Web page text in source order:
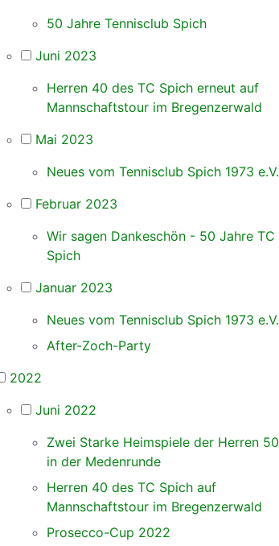
50 Jahre Tennisclub Spich
Juni 2023
Herren 40 des TC Spich erneut auf
Mannschaftstour im Bregenzerwald
Mai 2023
Neues vom Tennisclub Spich 1973 e.V.
Februar 2023
Wir sagen Dankeschön - 50 Jahre TC
Spich
Januar 2023
Neues vom Tennisclub Spich 1973 e.V.
After-Zoch-Party
2022
Juni 2022
Zwei Starke Heimspiele der Herren 50
in der Medenrunde
Herren 40 des TC Spich auf
Mannschaftstour im Bregenzerwald
Prosecco-Cup 2022